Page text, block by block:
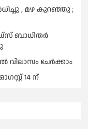
, മഴ കുറഞ്ഞു ;
ബാധിതര്‍
ചേർക്കാം
14 ന്